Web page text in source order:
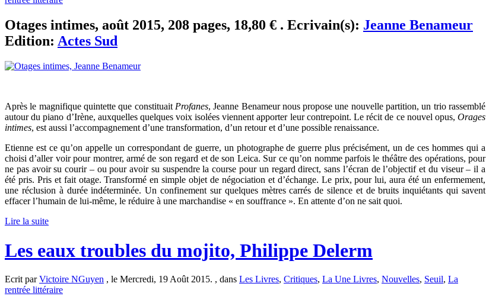
Otages intimes, août 2015, 208 pages, 18,80 € . Ecrivain(s): Jeanne Benameur
Edition: Actes Sud
Après le magnifique quintette que constituait Profanes, Jeanne Benameur nous propose une nouvelle partition, un trio rassemblé
autour du piano d’Irène, auxquelles quelques voix isolées viennent apporter leur contrepoint. Le récit de ce nouvel opus, Orages
intimes, est aussi l’accompagnement d’une transformation, d’un retour et d’une possible renaissance.
Etienne est ce qu’on appelle un correspondant de guerre, un photographe de guerre plus précisément, un de ces hommes qui a
choisi d’aller voir pour montrer, armé de son regard et de son Leica. Sur ce qu’on nomme parfois le théâtre des opérations, pour
ne pas avoir su courir – ou pour avoir su suspendre la course pour un regard direct, sans l’écran de l’objectif et du viseur – il a
été pris. Pris et fait otage. Transformé en simple objet de négociation et d’échange. Le prix, pour lui, aura été un enfermement,
une réclusion à durée indéterminée. Un confinement sur quelques mètres carrés de silence et de bruits inquiétants qui savent
effacer l’humain de lui-même, le réduire à une marchandise « en souffrance ». En attente d’on ne sait quoi.
Lire la suite
Les eaux troubles du mojito, Philippe Delerm
Ecrit parVictoire NGuyen , le Mercredi, 19 Août 2015. , dans Les Livres, Critiques, La Une Livres, Nouvelles, Seuil, La
rentrée littéraire